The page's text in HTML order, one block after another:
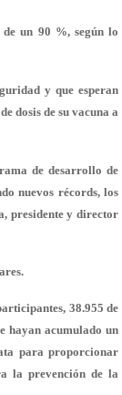
de un 90 %, según lo
y que esperan
dosis de su vacuna a
de desarrollo de
nuevos récords, los
presidente y director
38.955 de
hayan acumulado un
para proporcionar
la prevención de la